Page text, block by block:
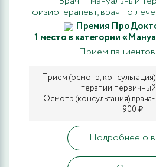
физиотерапевт, врач по
Премия
1 место в категории
Прием
Прием (осмотр,
терапии
Осмотр (консультация)
900 ₽
Подробнее о